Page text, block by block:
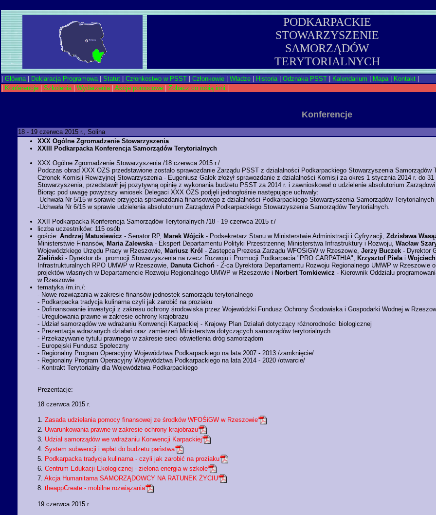
PODKARPACKIE
STOWARZYSZENIE
SAMORZĄDÓW
TERYTORIALNYCH
Główna| Deklaracja Programowa| Statut Członkostwo w PSST Członkowie Władze Historia| Odznaka PSST Kalendarium Mapa| Kontakt
Konferencje Szkolenia| Wydarzenia Akcje pomocowe Zobacz co robią inni
Konferencje
18 - 19 czerwca 2015 r., Solina
XXX Ogólne Zgromadzenie Stowarzyszenia
XXIII Podkarpacka Konferencja Samorządów Terytorialnych
XXX Ogólne Zgromadzenie Stowarzyszenia /18 czerwca 2015 r./
Podczas obrad XXX OZS przedstawione zostało sprawozdanie Zarządu PSST z działalności Podkarpackiego Stowarzyszenia
Członek Komisji Rewizyjnej Stowarzyszenia - Eugeniusz Galek złożył sprawozdanie z działalności Komisji za okres 1 stycznia 2014 r. do
Stowarzyszenia, przedstawił jej pozytywną opinię z wykonania budżetu PSST za 2014 r. i zawnioskował o udzielenie absolutorium
Biorąc pod uwagę powyższy wniosek Delegaci XXX OZS podjęli jednogłośnie następujące uchwały:
-Uchwała Nr 5/15 w sprawie przyjęcia sprawozdania finansowego z działalności Podkarpackiego Stowarzyszenia Samorządów Terytorialnych
-Uchwała Nr 6/15 w sprawie udzielenia absolutorium Zarządowi Podkarpackiego Stowarzyszenia Samorządów Terytorialnych.
XXII Podkarpacka Konferencja Samorządów Terytorialnych /18 - 19 czerwca 2015 r./
liczba uczestników: 115 osób
goście: Andrzej Matusiewicz - Senator RP, Marek Wójcik - Podsekretarz Stanu w Ministerstwie Administracji i Cyfryzacji, Zdzisława
Ministerstwie Finansów, Maria Zalewska - Ekspert Departamentu Polityki Przestrzennej Ministerstwa Infrastruktury i Rozwoju, Wacław
Wojewódzkiego Urzędu Pracy w Rzeszowie, Mariusz Król - Zastępca Prezesa Zarządu WFOŚiGW w Rzeszowie, Jerzy Buczek - Dyrektor
Zieliński - Dyrektor ds. promocji Stowarzyszenia na rzecz Rozwoju i Promocji Podkarpacia "PRO CARPATHIA", Krzysztof Piela i
Infrastrukturalnych RPO UMWP w Rzeszowie, Danuta Cichoń - Z-ca Dyrektora Departamentu Rozwoju Regionalnego UMWP w Rzeszowie
projektów własnych w Departamencie Rozwoju Regionalnego UMWP w Rzeszowie i Norbert Tomkiewicz - Kierownik Oddziału
w Rzeszowie
tematyka /m.in./:
- Nowe rozwiązania w zakresie finansów jednostek samorządu terytorialnego
- Podkarpacka tradycja kulinarna czyli jak zarobić na proziaku
- Dofinansowanie inwestycji z zakresu ochrony środowiska przez Wojewódzki Fundusz Ochrony Środowiska i Gospodarki Wodnej w
- Uregulowania prawne w zakresie ochrony krajobrazu
- Udział samorządów we wdrażaniu Konwencji Karpackiej - Krajowy Plan Działań dotyczący różnorodności biologicznej
- Prezentacja wdrażanych działań oraz zamierzeń Ministerstwa dotyczących samorządów terytorialnych
- Przekazywanie tytułu prawnego w zakresie sieci oświetlenia dróg samorządom
- Europejski Fundusz Społeczny
- Regionalny Program Operacyjny Województwa Podkarpackiego na lata 2007 - 2013 /zamknięcie/
- Regionalny Program Operacyjny Województwa Podkarpackiego na lata 2014 - 2020 /otwarcie/
- Kontrakt Terytorialny dla Województwa Podkarpackiego
Prezentacje:
18 czerwca 2015 r.
1. Zasada udzielania pomocy finansowej ze środków WFOŚiGW w Rzeszowie
2. Uwarunkowania prawne w zakresie ochrony krajobrazu
3. Udział samorządów we wdrażaniu Konwencji Karpackiej
4. System subwencji i wpłat do budżetu państwa
5. Podkarpacka tradycja kulinarna - czyli jak zarobić na proziaku
6. Centrum Edukacji Ekologicznej - zielona energia w szkole
7. Akcja Humanitarna SAMORZĄDOWCY NA RATUNEK ŻYCIU
8. theappCreate - mobilne rozwiązania
19 czerwca 2015 r.